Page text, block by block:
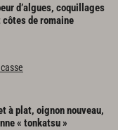
d’algues, coquillages
côtes de romaine
à plat, oignon nouveau,
« tonkatsu »